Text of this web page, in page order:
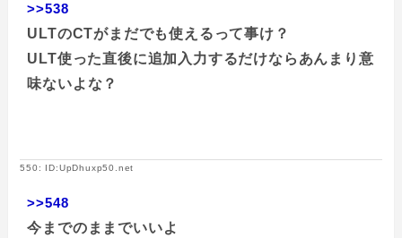
>>538
ULTのCTがまだでも使えるって事け？
ULT使った直後に追加入力するだけならあんまり意
味ないよな？
550: ID:UpDhuxp50.net
>>548
今までのままでいいよ